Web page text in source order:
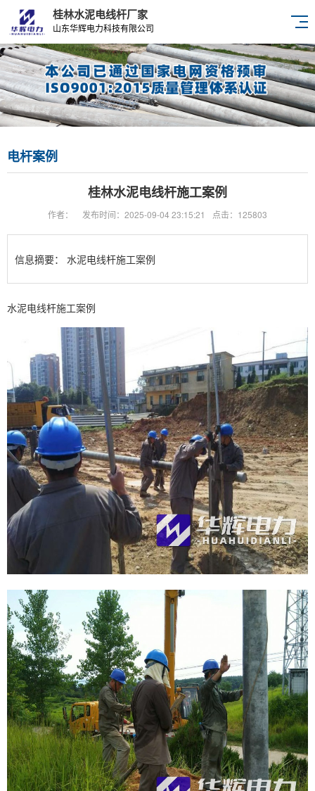
桂林水泥电线杆厂家
山东华辉电力科技有限公司
电杆案例
桂林水泥电线杆施工案例
作者： 发布时间：2025-09-04 23:15:21 点击：125803
信息摘要： 水泥电线杆施工案例
水泥电线杆施工案例